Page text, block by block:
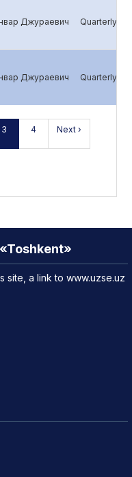
Джураевич Quarterly
Джураевич Quarterly
3 4 Next ›
site, a link to www.uzse.uz